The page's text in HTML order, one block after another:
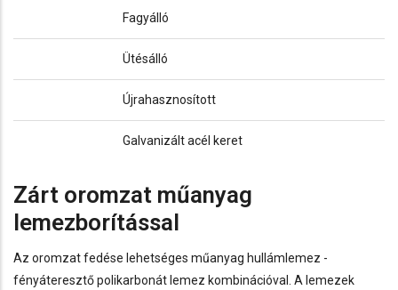
Fagyálló
Ütésálló
Újrahasznosított
Galvanizált acél keret
Zárt oromzat műanyag
lemezborítással
Az oromzat fedése lehetséges műanyag hullámlemez -
fényáteresztő polikarbonát lemez kombinációval. A lemezek